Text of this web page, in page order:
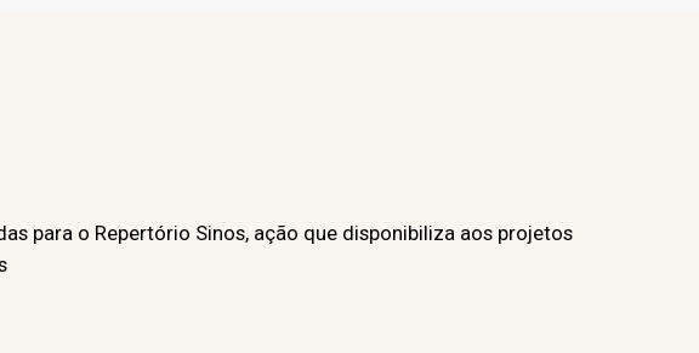
para o Repertório Sinos, ação que disponibiliza aos projetos